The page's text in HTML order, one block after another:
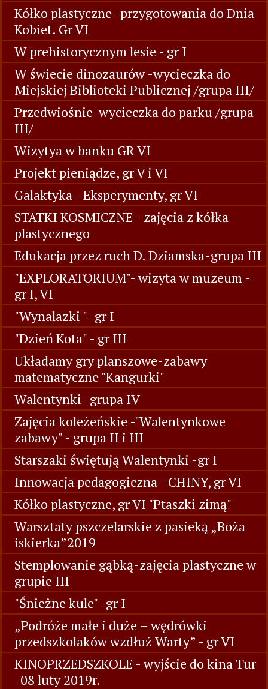
Kółko plastyczne- przygotowania do Dnia
Kobiet. Gr VI
W prehistorycznym lesie - gr I
W świecie dinozaurów -wycieczka do
Miejskiej Biblioteki Publicznej /grupa III/
Przedwiośnie-wycieczka do parku /grupa
III/
Wizytya w banku GR VI
Projekt pieniądze, gr V i VI
Galaktyka - Eksperymenty, gr VI
STATKI KOSMICZNE - zajęcia z kółka
plastycznego
Edukacja przez ruch D. Dziamska-grupa III
"EXPLORATORIUM"- wizyta w muzeum -
gr I, VI
"Wynalazki "- gr I
"Dzień Kota" - gr III
Układamy gry planszowe-zabawy
matematyczne "Kangurki"
Walentynki- grupa IV
Zajęcia koleżeńskie -"Walentynkowe
zabawy" - grupa II i III
Starszaki świętują Walentynki -gr I
Innowacja pedagogiczna - CHINY, gr VI
Kółko plastyczne, gr VI "Ptaszki zimą"
Warsztaty pszczelarskie z pasieką „Boża
iskierka”2019
Stemplowanie gąbką-zajęcia plastyczne w
grupie III
"Śnieżne kule" -gr I
„Podróże małe i duże – wędrówki
przedszkolaków wzdłuż Warty” - gr VI
KINOPRZEDSZKOLE - wyjście do kina Tur
-08 luty 2019r.